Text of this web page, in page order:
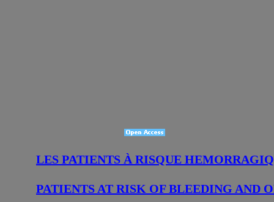
LES PATIENTS À RISQUE
PATIENTS AT RISK OF BLEEDING AND